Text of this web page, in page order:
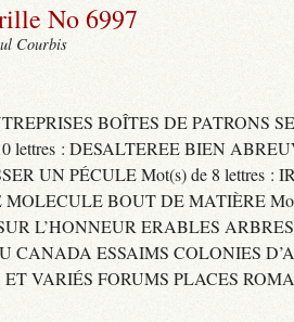
No 6997
Courbis
BOÎTES DE PATRONS
lettres : DESALTEREE BIEN
UN PÉCULE Mot(s) de 8 lettres :
BOUT DE MATIÈRE
L’HONNEUR ERABLES ARBRES
CANADA ESSAIMS COLONIES
ET VARIÉS FORUMS PLACES